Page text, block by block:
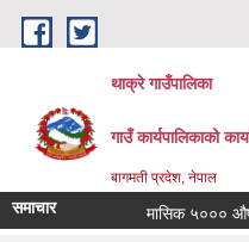
Skip to main content
थाक्रे गाउँपालिका
गाउँ कार्यपालिकाको
बागमती प्रदेश, नेपाल
समाचार मासिक ५००० औषधी